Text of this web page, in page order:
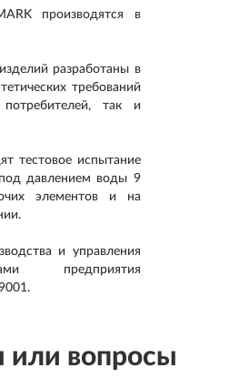
производятся в
разработаны в
требований
так и
тестовое испытание
давлением воды 9
элементов и на
и управления
предприятия
или вопросы